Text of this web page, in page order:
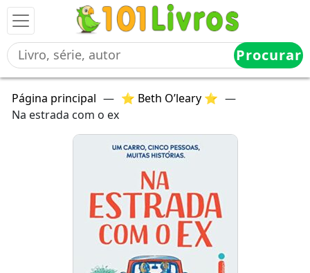
Procurar
Página principal — ⭐ Beth O’leary ⭐ —
Na estrada com o ex